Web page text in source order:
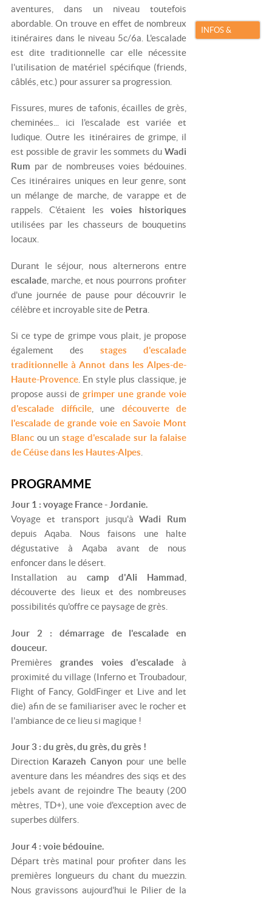
aventures, dans un niveau toutefois
abordable. On trouve en effet de nombreux
itinéraires dans le niveau 5c/6a. L'escalade
est dite traditionnelle car elle nécessite
l'utilisation de matériel spécifique (friends,
câblés, etc.) pour assurer sa progression.
Fissures, mures de tafonis, écailles de grès,
cheminées... ici l'escalade est variée et
ludique. Outre les itinéraires de grimpe, il
est possible de gravir les sommets duWadi
Rum par de nombreuses voies bédouines.
Ces itinéraires uniques en leur genre, sont
un mélange de marche, de varappe et de
rappels. C'étaient lesvoies historiques
utilisées par les chasseurs de bouquetins
locaux.
Durant le séjour, nous alternerons entre
escalade, marche, et nous pourrons profiter
d'une journée de pause pour découvrir le
célèbre et incroyable site dePetra
Si ce type de grimpe vous plait, je propose
également desstages d'escalade
traditionnelle à Annot dans les Alpes-de-
Haute-Provence. En style plus classique, je
propose aussi degrimper une grande voie
d'escalade difficile, une découverte de
l'escalade de grande voie en Savoie Mont
Blanc ou un stage d'escalade sur la falaise
de Céüse dans les Hautes-Alpes
PROGRAMME
Jour 1 : voyage France - Jordanie.
Voyage et transport jusqu'àWadi Rum
depuis Aqaba. Nous faisons une halte
dégustative à Aqaba avant de nous
enfoncer dans le désert.
Installation au camp d'Ali Hammad
découverte des lieux et des nombreuses
possibilités qu'offre ce paysage de grès.
Jour 2 : démarrage de l'escalade en
douceur.
Premières grandes voies d'escalade à
proximité du village (Inferno et Troubadour,
Flight of Fancy, GoldFinger et Live and let
die) afin de se familiariser avec le rocher et
l'ambiance de ce lieu si magique !
Jour 3 : du grès, du grès, du grès !
Direction Karazeh Canyon pour une belle
aventure dans les méandres des siqs et des
jebels avant de rejoindre The beauty (200
mètres, TD+), une voie d'exception avec de
superbes dülfers.
Jour 4 : voie bédouine.
Départ très matinal pour profiter dans les
premières longueurs du chant du muezzin.
Nous gravissons aujourd'hui le Pilier de la
INFOS &